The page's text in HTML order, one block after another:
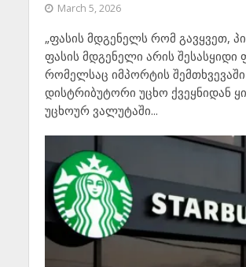
March 5, 2026
„ფასის მდგენელს რომ გავყვეთ,
ფასის მდგენელი არის შესასყიდი
რომელსაც იმპორტის შემთხვევაში
დისტრიბუტორი უცხო ქვეყნიდან
უცხოურ ვალუტაში...